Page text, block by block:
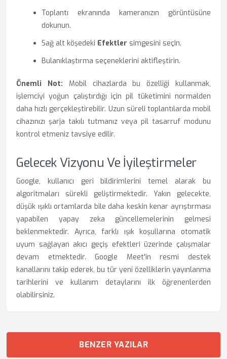
Toplantı ekranında kameranızın görüntüsüne
dokunun.
Sağ alt köşedeki Efektler simgesini seçin.
Bulanıklaştırma seçeneklerini aktifleştirin.
Önemli Not: Mobil cihazlarda bu özelliği kullanmak,
işlemciyi yoğun çalıştırdığı için pil tüketimini normalden
daha hızlı gerçekleştirebilir. Uzun süreli toplantılarda mobil
cihazınızı şarja takılı tutmanız veya pil tasarruf modunu
kontrol etmeniz tavsiye edilir.
Gelecek Vizyonu Ve İyileştirmeler
Google, kullanıcı geri bildirimlerini temel alarak bu
algoritmaları sürekli geliştirmektedir. Yakın gelecekte,
düşük ışıklı ortamlarda bile daha keskin kenar ayrıştırması
yapabilen yapay zeka güncellemelerinin gelmesi
beklenmektedir. Ayrıca, farklı ışık koşullarına otomatik
uyum sağlayan akıcı geçiş efektleri üzerinde çalışmalar
devam etmektedir. Google Meet'in resmi destek
kanallarını takip ederek, bu tür yeni özelliklerin yayınlanma
tarihlerini ve kullanım detaylarını ilk öğrenenlerden
olabilirsiniz.
BENZER YAZILAR